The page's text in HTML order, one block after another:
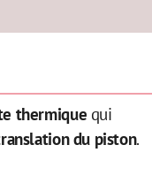
thermique qui
du piston.